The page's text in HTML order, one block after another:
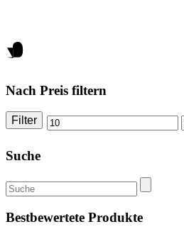
Nach Preis filtern
Mindestpreis
Filter
Suche
Suche
nach:
Bestbewertete Produkte